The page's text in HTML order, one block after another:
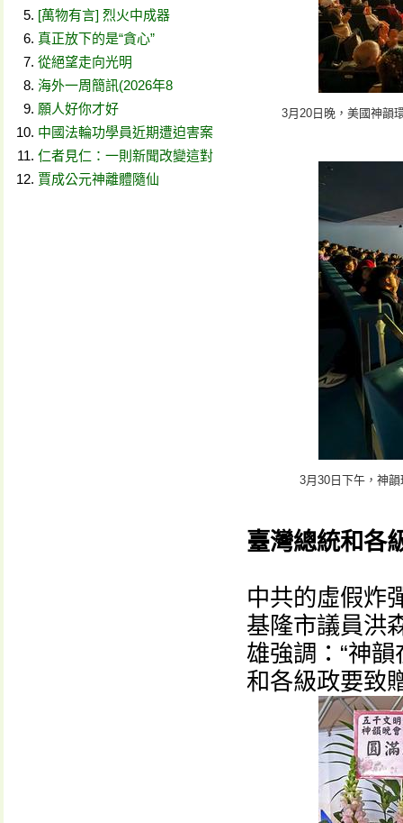
[萬物有言] 烈火中成器
真正放下的是“貪心”
從絕望走向光明
海外一周簡訊(2026年8
願人好你才好
中國法輪功學員近期遭迫害案
仁者見仁：一則新聞改變這對
賈成公元神離體隨仙
3月20日晚，美國神韻
3月30日下午，神
臺灣總統和各
中共的虛假炸
基隆市議員洪
雄強調：“神
和各級政要致